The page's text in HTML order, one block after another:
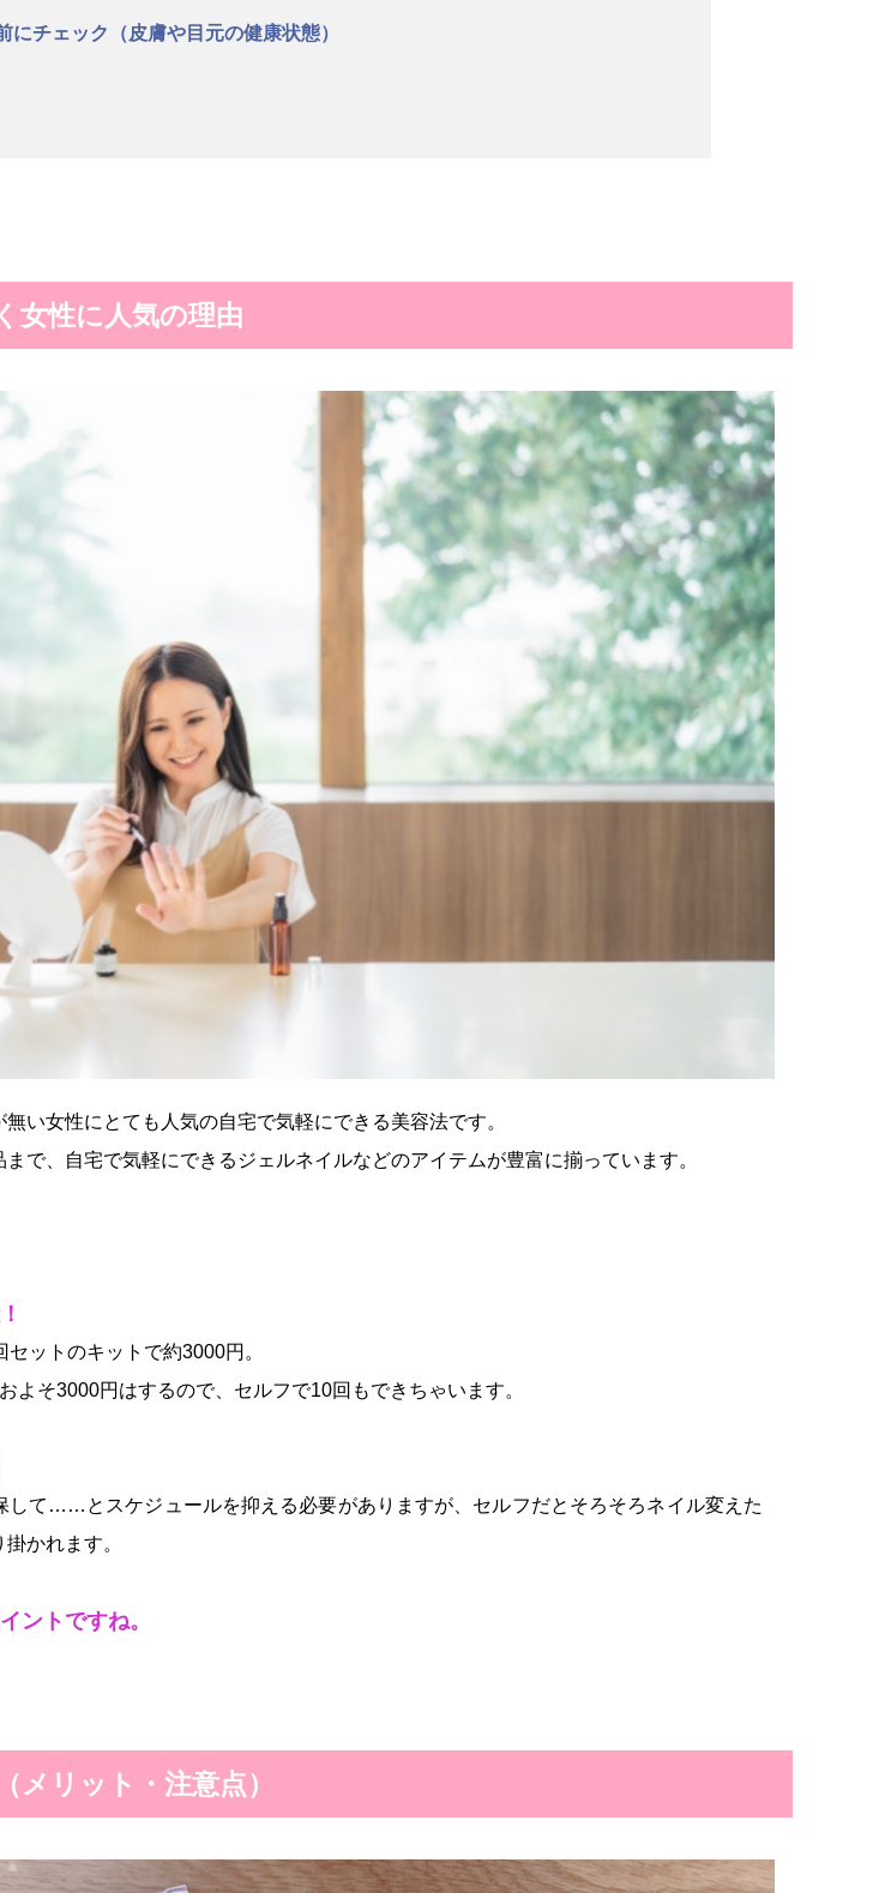
にチェック（皮膚や目元の健康状態）
女性に人気の理由
い女性にとても人気の自宅で気軽にできる美容法です。
で、自宅で気軽にできるジェルネイルなどのアイテムが豊富に揃っています。
ットのキットで約3000円。
よそ3000円はするので、セルフで10回もできちゃいます。
して……とスケジュールを抑える必要がありますが、セルフだとそろそろネイル変えた
かれます。
ントですね。
メリット・注意点）